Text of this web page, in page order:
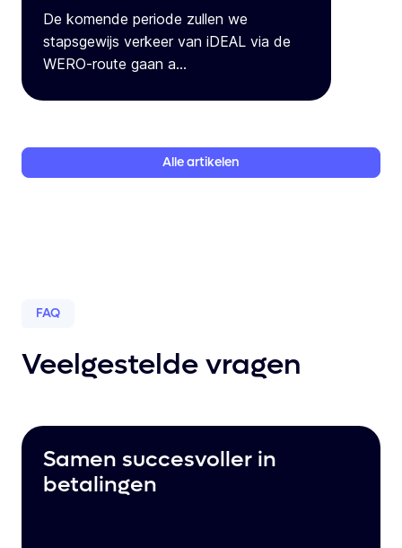
De komende periode zullen we
stapsgewijs verkeer van iDEAL via de
WERO-route gaan a...
Alleartikelen
FAQ
Veelgestelde vragen
Samen succesvoller in
betalingen